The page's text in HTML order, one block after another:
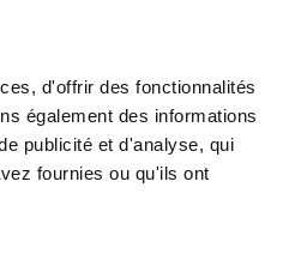
d'offrir des fonctionnalités
également des informations
publicité et d'analyse, qui
fournies ou qu'ils ont
Politics